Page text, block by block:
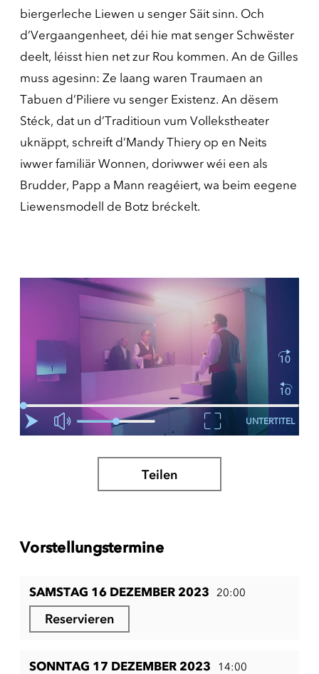
biergerleche Liewen u senger Säit sinn. Och
d’Vergaangenheet, déi hie mat senger Schwëster
deelt, léisst hien net zur Rou kommen. An de Gilles
muss agesinn: Ze laang waren Traumaen an
Tabuen d’Piliere vu senger Existenz. An dësem
Stéck, dat un d’Traditioun vum Vollekstheater
uknäppt, schreift d’Mandy Thiery op en Neits
iwwer familiär Wonnen, doriwwer wéi een als
Brudder, Papp a Mann reagéiert, wa beim eegene
Liewensmodell de Botz bréckelt.
UNTERTITEL
Teilen
Vorstellungstermine
SAMSTAG 16 DEZEMBER 2023 20:00
Reservieren
SONNTAG 17 DEZEMBER 2023 14:00